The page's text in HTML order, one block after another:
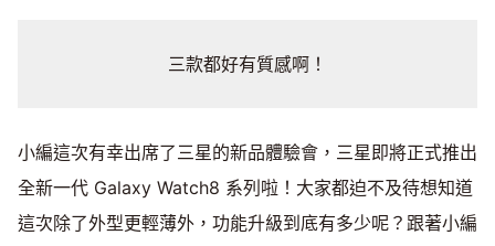
三款都好有質感啊！
小編這次有幸出席了三星的新品體驗會，三星即將正式推出
全新一代 Galaxy Watch8 系列啦！大家都迫不及待想知道
這次除了外型更輕薄外，功能升級到底有多少呢？跟著小編